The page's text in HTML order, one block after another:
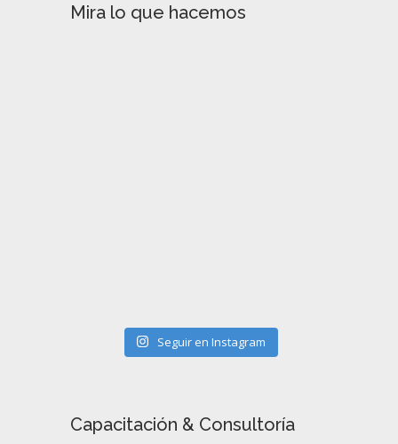
Mira lo que hacemos
Seguir en Instagram
Capacitación & Consultoría